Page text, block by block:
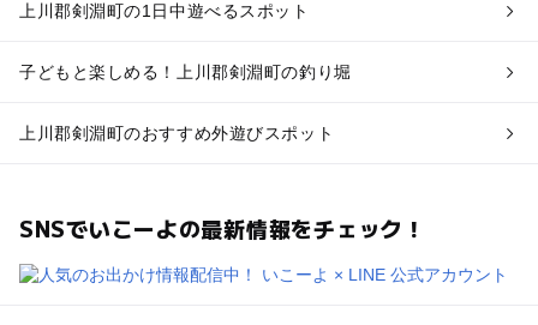
上川郡剣淵町の1日中遊べるスポット
子どもと楽しめる！上川郡剣淵町の釣り堀
上川郡剣淵町のおすすめ外遊びスポット
SNSでいこーよの最新情報をチェック！